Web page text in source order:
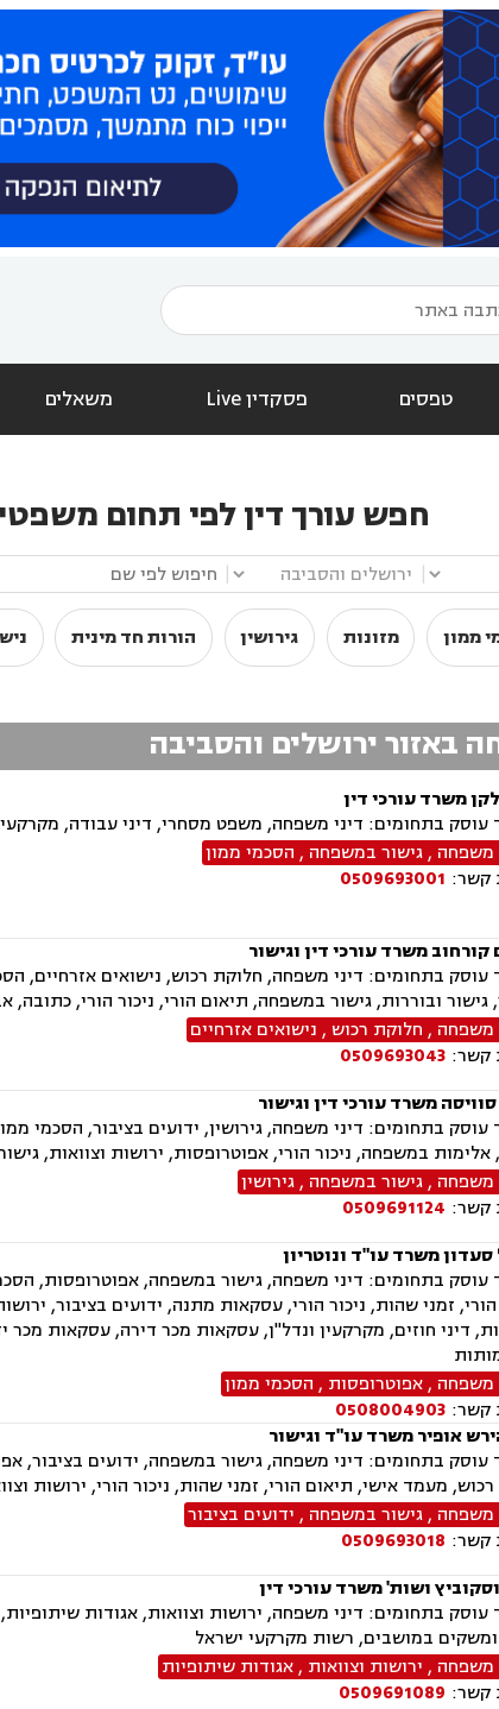
טפסים פסקדין Live משאלים
חפש עורך דין לפי תחום
ממון מזונות גירושין הורות חד מינית
באזור ירושלים והסביבה
משרד עורכי דין
בתחומים: דיני משפחה, משפט מסחרי, דיני עבודה, מקרקעין
משפחה ,גישור במשפחה , הסכמי ממון
קשר: 0509693001
משרד עורכי דין וגישור
בתחומים: דיני משפחה, חלוקת רכוש, נישואים אזרחיים,
גישור ובוררות, גישור במשפחה, תיאום הורי, ניכור הורי,
משפחה , חלוקת רכוש , נישואים אזרחיים
קשר: 0509693043
משרד עורכי דין וגישור
בתחומים: דיני משפחה, גירושין, ידועים בציבור, הסכמי
אלימות במשפחה, ניכור הורי, אפוטרופסות, ירושות וצוואות,
משפחה ,גישור במשפחה ,גירושין
קשר: 0509691124
משרד עו"ד ונוטריון
בתחומים: דיני משפחה, גישור במשפחה, אפוטרופסות,
זמני שהות, ניכור הורי, עסקאות מתנה, ידועים בציבור,
דיני חוזים, מקרקעין ונדל"ן, עסקאות מכר דירה, עסקאות
משפחה ,אפוטרופסות , הסכמי ממון
קשר: 0508004903
אופיר משרד עו"ד וגישור
בתחומים: דיני משפחה, גישור במשפחה, ידועים בציבור,
מעמד אישי, תיאום הורי, זמני שהות, ניכור הורי, ירושות
משפחה ,גישור במשפחה , ידועים בציבור
קשר: 0509693018
ושות' משרד עורכי דין
בתחומים: דיני משפחה, ירושות וצוואות, אגודות
במושבים, רשות מקרקעי ישראל
משפחה , ירושות וצוואות ,אגודות שיתופיות
קשר: 0509691089